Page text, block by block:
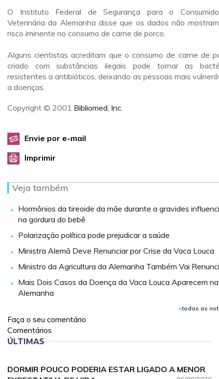
O Instituto Federal de Segurança para o
Veterinária da Alemanha disse que os dados não
risco iminente no consumo de carne de porco.
Alguns cientistas acreditam que o consumo de carne de
criado com substâncias ilegais pode tornar as
resistentes a antibióticos, deixando as pessoas mais
a doenças.
Copyright © 2001 Bibliomed, Inc.
Envie por e-mail
Imprimir
Veja também
Hormônios da tireoide da mãe durante a gravides
na gordura do bebê
Polarização política pode prejudicar a saúde
Ministra Alemã Deve Renunciar por Crise da Vaca Louca
Ministro da Agricultura da Alemanha Também Vai
Mais Dois Casos da Doença da Vaca Louca Aparecem na
Alemanha
todas as
Faça o seu comentário
Comentários
ÚLTIMAS
DORMIR POUCO PODERIA ESTAR LIGADO A MENOR